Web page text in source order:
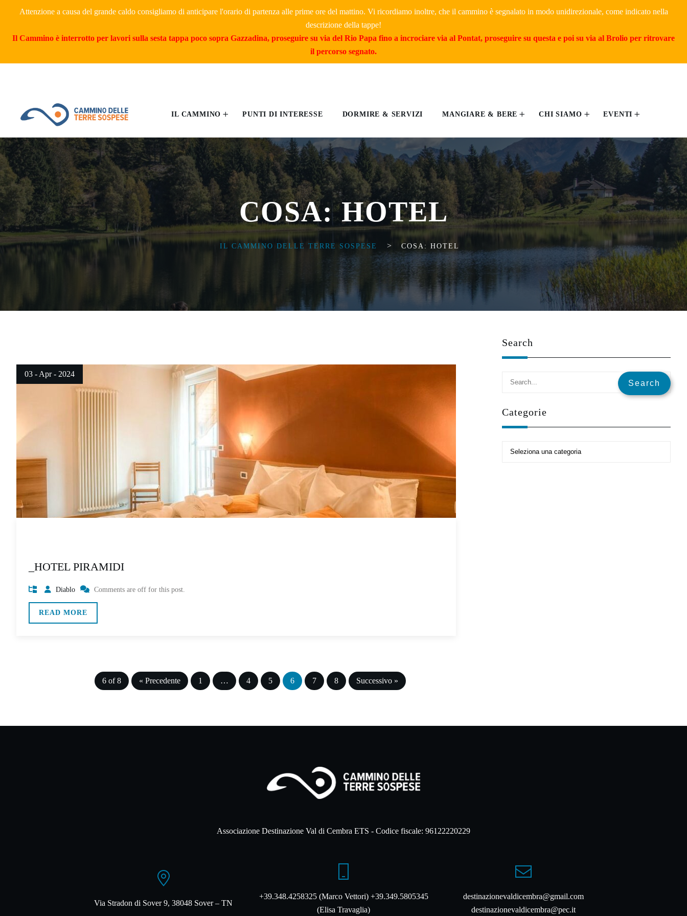
Attenzione a causa del grande caldo consigliamo di anticipare l'orario di partenza alle prime ore del mattino. Vi ricordiamo inoltre, che il cammino è segnalato in modo unidirezionale, come indicato nella
descrizione della tappe!
Il Cammino è interrotto per lavori sulla sesta tappa poco sopra Gazzadina, proseguire su via del Rio Papa fino a incrociare via al Pontat, proseguire su questa e poi su via al Brolio per ritrovare
il percorso segnato.
IL CAMMINO PUNTI DI INTERESSE DORMIRE & SERVIZI MANGIARE & BERE CHI SIAMO EVENTI
COSA: HOTEL
IL CAMMINO DELLE TERRE SOSPESE > COSA: HOTEL
03 - Apr - 2024
_HOTEL PIRAMIDI
Diablo Comments are off for this post.
READ MORE
6 of 8 « Precedente 1 … 4 5 6 7 8 Successivo »
Search
Categorie
Associazione Destinazione Val di Cembra ETS - Codice fiscale: 96122220229
Via Stradon di Sover 9, 38048 Sover – TN
+39.348.4258325 (Marco Vettori) +39.349.5805345
(Elisa Travaglia)
destinazionevaldicembra@gmail.com
destinazionevaldicembra@pec.it